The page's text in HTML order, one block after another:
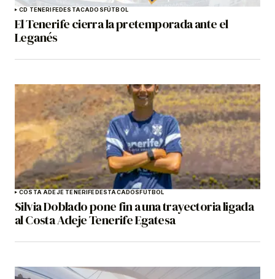
CD TENERIFEDESTACADOSFÚTBOL
El Tenerife cierra la pretemporada ante el
Leganés
COSTA ADEJE TENERIFEDESTACADOSFÚTBOL
Silvia Doblado pone fin a una trayectoria ligada
al Costa Adeje Tenerife Egatesa